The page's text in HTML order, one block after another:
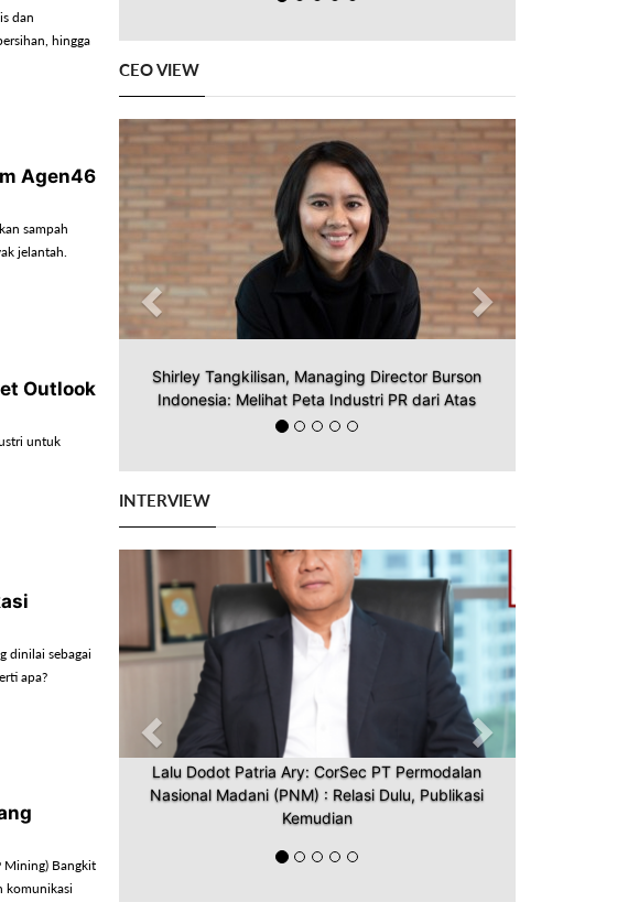
dan
hingga
Agen46
sampah
jelantah.
Outlook
untuk
dinilai sebagai
apa?
Mining) Bangkit
komunikasi
CEO VIEW
Shirley Tangkilisan, Managing Director Burson
Indonesia: Melihat Peta Industri PR dari Atas
Previous Next
INTERVIEW
Lalu Dodot Patria Ary: CorSec PT Permodalan
Nasional Madani (PNM) : Relasi Dulu, Publikasi
Kemudian
Previous Next